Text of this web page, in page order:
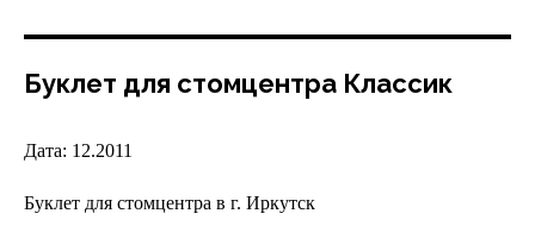
Буклет для стомцентра Классик
Дата: 12.2011
Буклет для стомцентра в г. Иркутск